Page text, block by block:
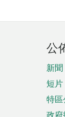
公
新聞
短片
特區